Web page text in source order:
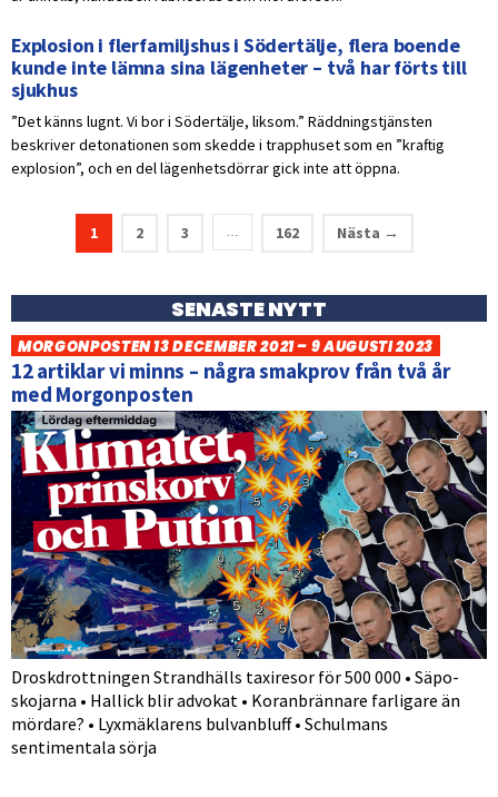
Explosion i flerfamiljshus i Södertälje, flera boende
kunde inte lämna sina lägenheter – två har förts till
sjukhus
”Det känns lugnt. Vi bor i Södertälje, liksom.” Räddningstjänsten
beskriver detonationen som skedde i trapphuset som en ”kraftig
explosion”, och en del lägenhetsdörrar gick inte att öppna.
1 2 3 … 162 Nästa →
SENASTE NYTT
MORGONPOSTEN 13 DECEMBER 2021 – 9 AUGUSTI 2023
12 artiklar vi minns – några smakprov från två år
med Morgonposten
Droskdrottningen Strandhälls taxiresor för 500 000 • Säpo-
skojarna • Hallick blir advokat • Koranbrännare farligare än
mördare? • Lyxmäklarens bulvanbluff • Schulmans
sentimentala sörja